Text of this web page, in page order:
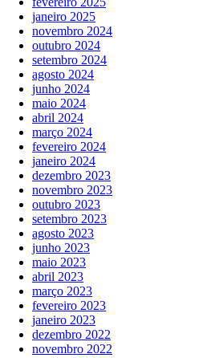
janeiro 2025
novembro 2024
outubro 2024
setembro 2024
agosto 2024
junho 2024
maio 2024
abril 2024
março 2024
fevereiro 2024
janeiro 2024
dezembro 2023
novembro 2023
outubro 2023
setembro 2023
agosto 2023
junho 2023
maio 2023
abril 2023
março 2023
fevereiro 2023
janeiro 2023
dezembro 2022
novembro 2022